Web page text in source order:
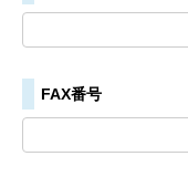
FAX番号